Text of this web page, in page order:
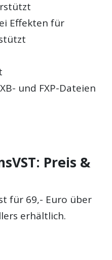
Effekten für
und FXP-Dateien
Preis &
für 69,- Euro über
erhältlich.